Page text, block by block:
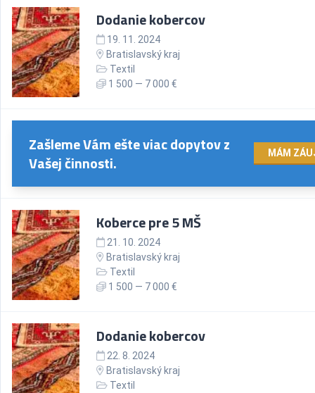
Dodanie kobercov
19. 11. 2024
Bratislavský kraj
Textil
1 500 — 7 000 €
Zašleme Vám ešte viac dopytov z
Vašej činnosti.
MÁM
Koberce pre 5 MŠ
21. 10. 2024
Bratislavský kraj
Textil
1 500 — 7 000 €
Dodanie kobercov
22. 8. 2024
Bratislavský kraj
Textil